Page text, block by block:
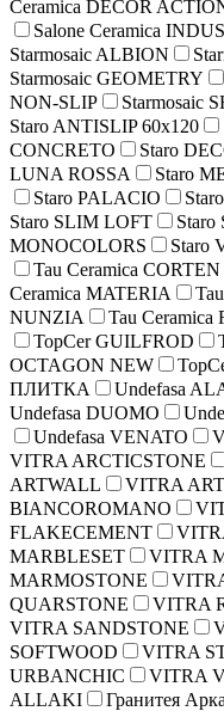
Ceramica DECOR
Salone Ceramica
Starmosaic ALBION
Starmosaic GEOMETRY
NON-SLIP
Starmosaic
Staro ANTISLIP 60x120
CONCRETO
Staro
LUNA ROSSA
Staro
Staro PALACIO
Staro SLIM LOFT
MONOCOLORS
Staro
Tau Ceramica CORTEN
Ceramica MATERIA
NUNZIA
Tau Ceramica
TopCer GUILFROD
OCTAGON NEW
ПЛИТКА
Undefasa
Undefasa DUOMO
Undefasa VENATO
VITRA ARCTICSTONE
ARTWALL
VITRA
BIANCOROMANO
FLAKECEMENT
MARBLESET
VITRA
MARMOSTONE
QUARSTONE
VITRA
VITRA SANDSTONE
SOFTWOOD
VITRA
URBANCHIC
VITRA
ALLAKI
Гранитея